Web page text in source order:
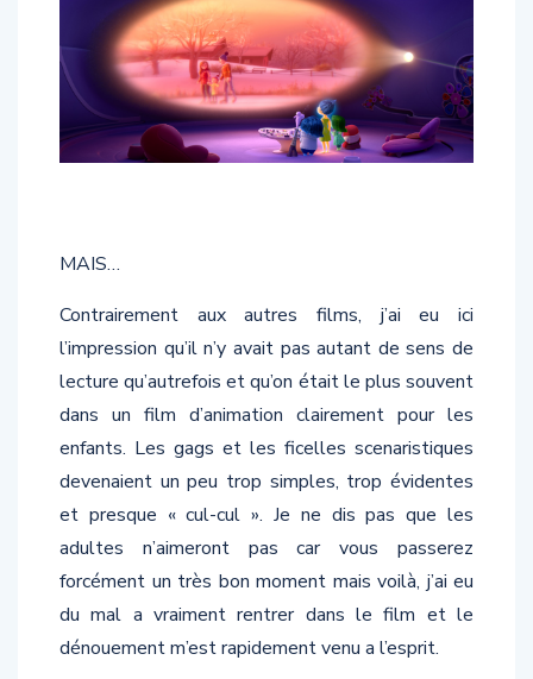
l’impression qu’il n’y avait pas autant de sens de
lecture qu’autrefois et qu’on était le plus souvent
dans un film d’animation clairement pour les
enfants. Les gags et les ficelles scenaristiques
devenaient un peu trop simples, trop évidentes
et presque « cul-cul ». Je ne dis pas que les
adultes n’aimeront pas car vous passerez
forcément un très bon moment mais voilà, j’ai eu
du mal a vraiment rentrer dans le film et le
dénouement m’est rapidement venu a l’esprit.